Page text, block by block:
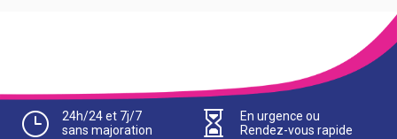
}
24h/24 et 7j/7
sans majoration

En urgence ou
Rendez-vous rapide